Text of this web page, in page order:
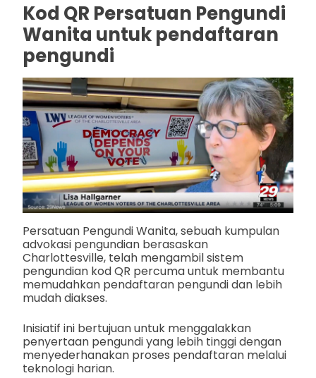
Kod QR Persatuan Pengundi
Wanita untuk pendaftaran
pengundi
Persatuan Pengundi Wanita, sebuah kumpulan
advokasi pengundian berasaskan
Charlottesville, telah mengambil sistem
pengundian kod QR percuma untuk membantu
memudahkan pendaftaran pengundi dan lebih
mudah diakses.
Inisiatif ini bertujuan untuk menggalakkan
penyertaan pengundi yang lebih tinggi dengan
menyederhanakan proses pendaftaran melalui
teknologi harian.